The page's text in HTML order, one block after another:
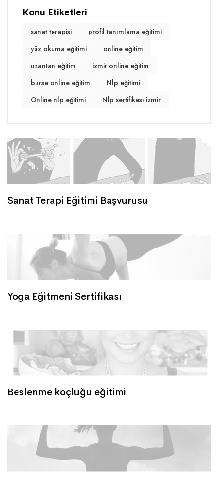
Konu Etiketleri
sanat terapisi
profil tanımlama eğitimi
yüz okuma eğitimi
online eğitim
uzantan eğitim
izmir online eğitim
bursa online eğitim
Nlp eğitimi
Online nlp eğitimi
Nlp sertifikası izmir
Sanat Terapi Eğitimi Başvurusu
Yoga Eğitmeni Sertifikası
Beslenme koçluğu eğitimi